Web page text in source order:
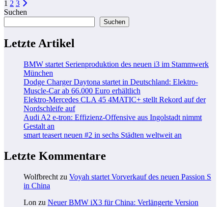
Seitennummerierung
der
1 2 3
Suchen
Suchen
Letzte Artikel
BMW startet Serienproduktion des neuen i3 im Stammwerk
München
Dodge Charger Daytona startet in Deutschland: Elektro-
Muscle-Car ab 66.000 Euro erhältlich
Elektro-Mercedes CLA 45 4MATIC+ stellt Rekord auf der
Nordschleife auf
Audi A2 e-tron: Effizienz-Offensive aus Ingolstadt nimmt
Gestalt an
smart teasert neuen #2 in sechs Städten weltweit an
Letzte Kommentare
Wolfbrecht zu Voyah startet Vorverkauf des neuen Passion S
in China
Lon zu Neuer BMW iX3 für China: Verlängerte Version